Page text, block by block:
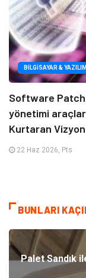
BILGISAYAR & YAZILIM
Software Patch
yönetimi
Kurtaran Vizyon
22 Haz 2026, Pts
BUNLARI
Palet Sandık